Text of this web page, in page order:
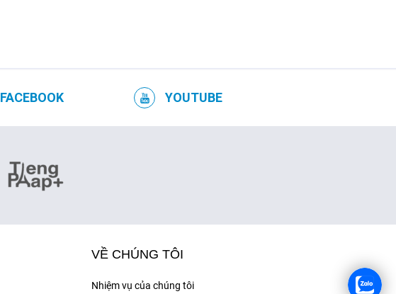
FACEBOOK YOUTUBE
VỀ CHÚNG TÔI
Nhiệm vụ của chúng tôi